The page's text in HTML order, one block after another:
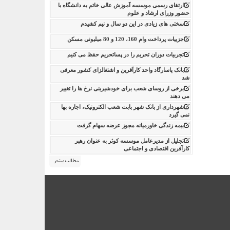
ارتقای رسمی موسسه آموزش عالی خاتم به دانشگاه با
حضور وزرای ارشاد و علوم
سختی های زیادی در این دو سال و نیم کشیدم
جزییات پرداخت وام 160، 120 و 80 میلیونی مسکن
تجربیات دوران تحریم را در پساتحریم حفظ می کنیم
بانک پاسارگاد واحد کارآفرین و اشتغالزای کشور معرفی
شد
برخی از روسای شعب برای خودشیرینی نرخ ها را تغییر
می دهند
شهرداری از بانک شهر بابت شعب الکترونیک، اجاره بها
نمی گیرد
بیمه زندگی خاورمیانه مجوز عرضه سهام گرفت
تجلیل از مدیرعامل موسسه کوثر به عنوان رهبر
کارآفرین اقتصادی و اجتماعی
مطالب بیشتر